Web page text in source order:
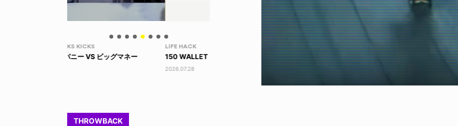
LIFE HACK
150 WALLET HAGEBA BOYS 2026
THROWBACK